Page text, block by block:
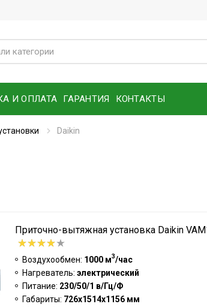
И ОПЛАТА ГАРАНТИЯ КОНТАКТЫ
Daikin
Приточно-вытяжная установка Daikin
Воздухообмен: 1000 м3/час
Нагреватель: электрический
Питание: 230/50/1 в/Гц/Ф
Габариты: 726x1514x1156 мм